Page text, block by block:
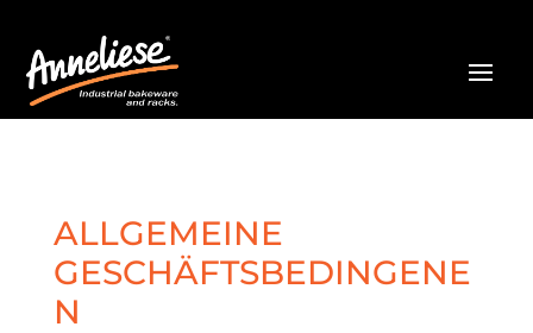
ALLGEMEINE
GESCHÄFTSBEDINGENE
N